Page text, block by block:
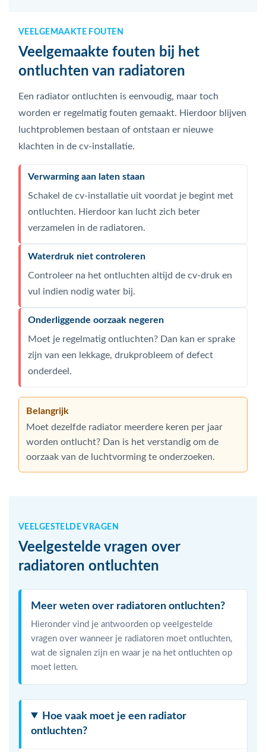
VEELGEMAAKTE FOUTEN
Veelgemaakte fouten bij het
ontluchten van radiatoren
Een radiator ontluchten is eenvoudig, maar toch
worden er regelmatig fouten gemaakt. Hierdoor blijven
luchtproblemen bestaan of ontstaan er nieuwe
klachten in de cv-installatie.
Verwarming aan laten staan
Schakel de cv-installatie uit voordat je begint met
ontluchten. Hierdoor kan lucht zich beter
verzamelen in de radiatoren.
Waterdruk niet controleren
Controleer na het ontluchten altijd de cv-druk en
vul indien nodig water bij.
Onderliggende oorzaak negeren
Moet je regelmatig ontluchten? Dan kan er sprake
zijn van een lekkage, drukprobleem of defect
onderdeel.
Belangrijk
Moet dezelfde radiator meerdere keren per jaar
worden ontlucht? Dan is het verstandig om de
oorzaak van de luchtvorming te onderzoeken.
VEELGESTELDE VRAGEN
Veelgestelde vragen over
radiatoren ontluchten
Meer weten over radiatoren ontluchten?
Hieronder vind je antwoorden op veelgestelde
vragen over wanneer je radiatoren moet ontluchten,
wat de signalen zijn en waar je na het ontluchten op
moet letten.
Hoe vaak moet je een radiator
ontluchten?